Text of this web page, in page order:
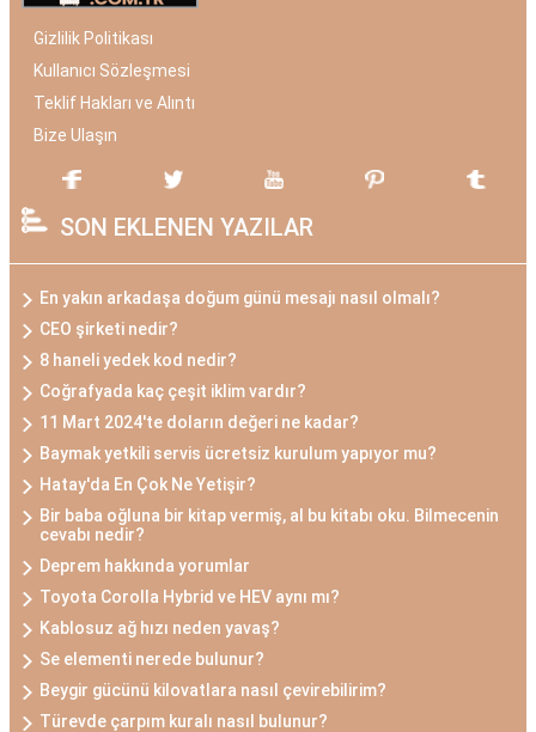
Gizlilik Politikası
Kullanıcı Sözleşmesi
Teklif Hakları ve Alıntı
Bize Ulaşın
SON EKLENEN YAZILAR
En yakın arkadaşa doğum günü mesajı nasıl olmalı?
CEO şirketi nedir?
8 haneli yedek kod nedir?
Coğrafyada kaç çeşit iklim vardır?
11 Mart 2024'te doların değeri ne kadar?
Baymak yetkili servis ücretsiz kurulum yapıyor mu?
Hatay'da En Çok Ne Yetişir?
Bir baba oğluna bir kitap vermiş, al bu kitabı oku. Bilmecenin
cevabı nedir?
Deprem hakkında yorumlar
Toyota Corolla Hybrid ve HEV aynı mı?
Kablosuz ağ hızı neden yavaş?
Se elementi nerede bulunur?
Beygir gücünü kilovatlara nasıl çevirebilirim?
Türevde çarpım kuralı nasıl bulunur?